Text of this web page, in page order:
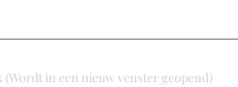
(Wordt in een nieuw venster geopend)